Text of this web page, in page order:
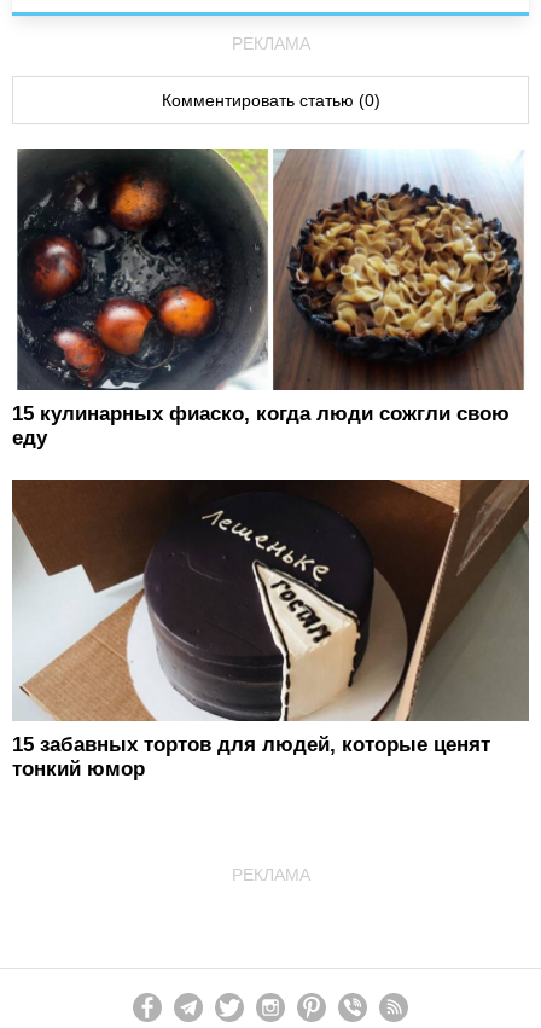
РЕКЛАМА
Комментировать статью (0)
15 кулинарных фиаско, когда люди сожгли свою
еду
15 забавных тортов для людей, которые ценят
тонкий юмор
РЕКЛАМА